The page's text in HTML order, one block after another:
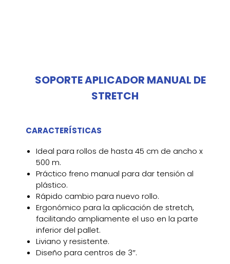
SOPORTE APLICADOR MANUAL DE
STRETCH
CARACTERÍSTICAS
Ideal para rollos de hasta 45 cm de ancho x
500 m.
Práctico freno manual para dar tensión al
plástico.
Rápido cambio para nuevo rollo.
Ergonómico para la aplicación de stretch,
facilitando ampliamente el uso en la parte
inferior del pallet.
Liviano y resistente.
Diseño para centros de 3″.